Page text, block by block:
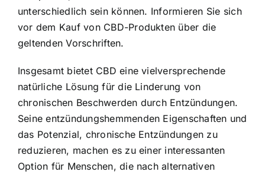
unterschiedlich sein können. Informieren Sie sich
vor dem Kauf von CBD-Produkten über die
geltenden Vorschriften.
Insgesamt bietet CBD eine vielversprechende
natürliche Lösung für die Linderung von
chronischen Beschwerden durch Entzündungen.
Seine entzündungshemmenden Eigenschaften und
das Potenzial, chronische Entzündungen zu
reduzieren, machen es zu einer interessanten
Option für Menschen, die nach alternativen